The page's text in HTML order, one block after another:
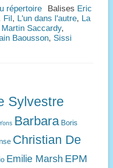
répertoire Balises Eric
Fil, L'un dans l'autre, La
Martin Saccardy,
Baousson, Sissi
Sylvestre
Barbara Boris
Christian De
Emilie Marsh EPM